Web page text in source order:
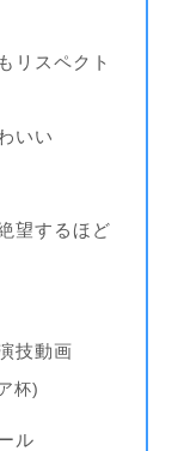
リスペクト
いい
望するほど
技動画
杯)
ル